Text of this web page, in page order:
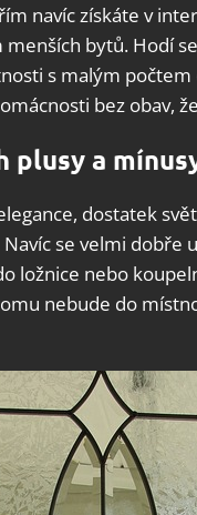
navíc získáte v
bytů. Hodí
s malým
bez obav,
plusy a
dostatek
se velmi dobře
ložnice nebo
nebude do